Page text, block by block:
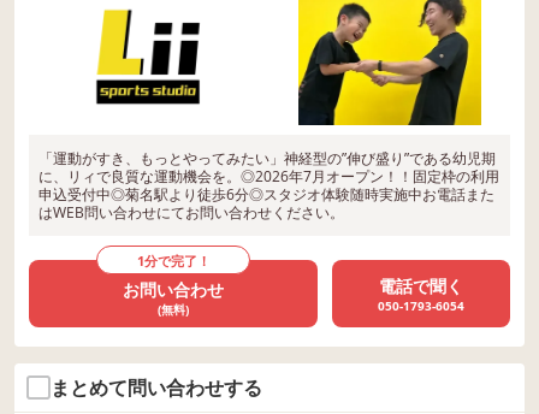
子どもの生活リズムを重視し、「保育
士」が対応。 ＼まとめ／ • 児童発達支援
は、発達特性のあるお子さまに特化した
支援が中心。 • 幼稚園は、主に教育を目
的とした施設で、保護者の就労条件に関
係なく利用可能。 • 保育園は、長時間保
育が可能で、働く保護者のサポートが主
な目的。 必要に応じて、これらの施設を
組み合わせて利用することも可能です。
お子さまの特性や家庭の状況に合った選
択を検討してください。 LITALICOジュニ
ア新横浜教室では、スタッフ一同、お子
さまやご家族が快適に過ごせるよう努め
ています。 気になることがあれば、小さ
ていき、お子さまに「こんなときは”手伝
って”って言ってみよう”！」と思ってもら
えるように練習していきます😉 ②実際に
場面を作って練習する 園や学校など、実
際の集団場面でもお子さまに成功体験を
積んでもらえるように、LITALICOでは実
践練習も行っています💪 例えば、 ・事
前に、「足りないものがあったら先生に
言ってね」と伝えておく ↓ ・一部の
道具が足りない状態で筆箱を渡す ↓
・お子さまに先生を呼んで、ヘルプ発
信をしてもらう →自分からの発信が
難しければ、先生が声かけをする など、L
ITALICOの指導内でより実際の場面と近い
「運動がすき、もっとやってみたい」神経型の”伸び盛り”である幼児期
に、リィで良質な運動機会を。◎2026年7月オープン！！固定枠の利用
申込受付中◎菊名駅より徒歩6分◎スタジオ体験随時実施中お電話また
はWEB問い合わせにてお問い合わせください。
1分で完了！
お問い合わせ
(無料)
電話で聞く
050-1793-6054
まとめて問い合わせする